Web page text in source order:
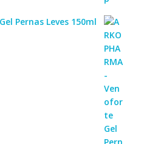
Pernas Leves 150ml